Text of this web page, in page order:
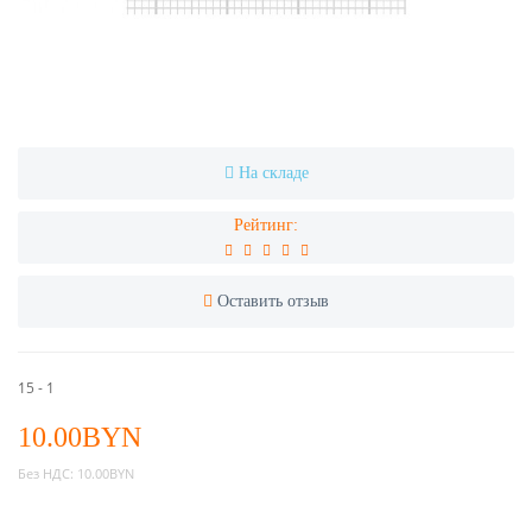
На складе
Рейтинг:
Оставить отзыв
15 - 1
10.00BYN
Без НДС: 10.00BYN